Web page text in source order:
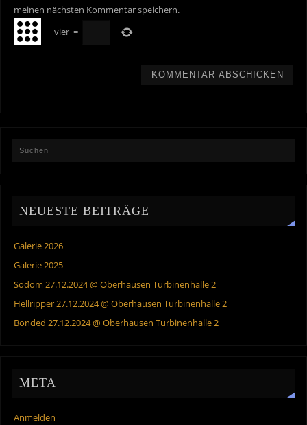
meinen nächsten Kommentar speichern.
− vier =
NEUESTE BEITRÄGE
Galerie 2026
Galerie 2025
Sodom 27.12.2024 @ Oberhausen Turbinenhalle 2
Hellripper 27.12.2024 @ Oberhausen Turbinenhalle 2
Bonded 27.12.2024 @ Oberhausen Turbinenhalle 2
META
Anmelden